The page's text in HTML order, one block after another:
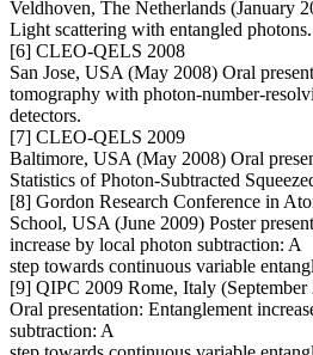
Veldhoven, The Netherlands (January
Light scattering with entangled photons.
[6] CLEO-QELS 2008
San Jose, USA (May 2008) Oral
tomography with photon-number-
detectors.
[7] CLEO-QELS 2009
Baltimore, USA (May 2008) Oral
Statistics of Photon-Subtracted
[8] Gordon Research Conference in
School, USA (June 2009) Poster
increase by local photon subtraction: A
step towards continuous variable
[9] QIPC 2009 Rome, Italy (September
Oral presentation: Entanglement
subtraction: A